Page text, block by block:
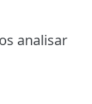
analisar